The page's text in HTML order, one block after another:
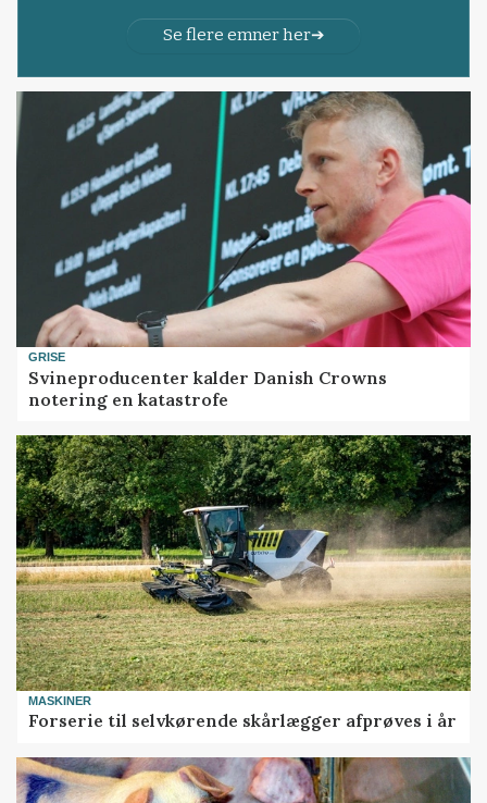
Se flere emner her
GRISE
Svineproducenter kalder Danish Crowns
notering en katastrofe
MASKINER
Forserie til selvkørende skårlægger afprøves i år